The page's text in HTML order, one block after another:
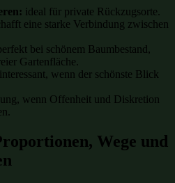
ideal für private Rückzugsorte.
eine starke Verbindung zwischen
bei schönem Baumbestand,
Gartenfläche.
interessant, wenn der schönste Blick
wenn Offenheit und Diskretion
Wege und